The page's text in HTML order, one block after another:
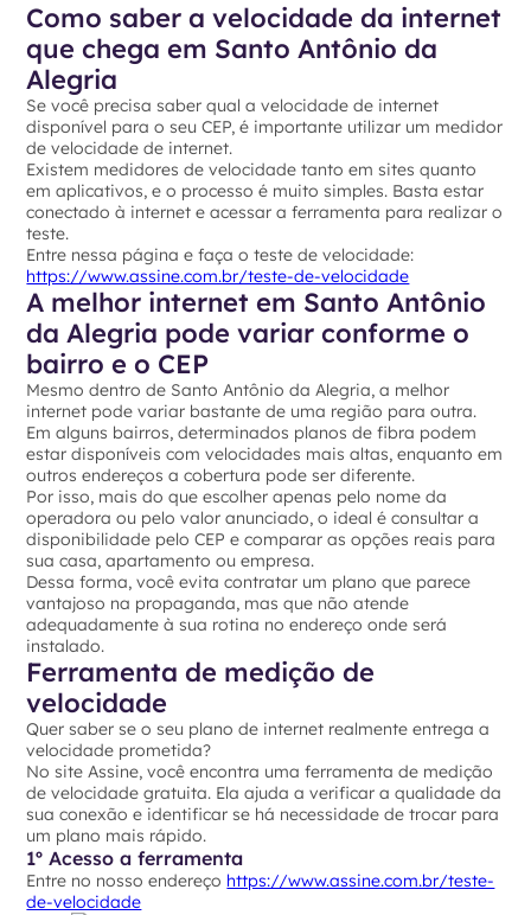
Como saber a velocidade da internet
que chega em Santo Antônio da
Alegria
Se você precisa saber qual a velocidade de internet
disponível para o seu CEP, é importante utilizar um medidor
de velocidade de internet.
Existem medidores de velocidade tanto em sites quanto
em aplicativos, e o processo é muito simples. Basta estar
conectado à internet e acessar a ferramenta para realizar o
teste.
Entre nessa página e faça o teste de velocidade:
https://www.assine.com.br/teste-de-velocidade
A melhor internet em Santo Antônio
da Alegria pode variar conforme o
bairro e o CEP
Mesmo dentro de Santo Antônio da Alegria, a melhor
internet pode variar bastante de uma região para outra.
Em alguns bairros, determinados planos de fibra podem
estar disponíveis com velocidades mais altas, enquanto em
outros endereços a cobertura pode ser diferente.
Por isso, mais do que escolher apenas pelo nome da
operadora ou pelo valor anunciado, o ideal é consultar a
disponibilidade pelo CEP e comparar as opções reais para
sua casa, apartamento ou empresa.
Dessa forma, você evita contratar um plano que parece
vantajoso na propaganda, mas que não atende
adequadamente à sua rotina no endereço onde será
instalado.
Ferramenta de medição de
velocidade
Quer saber se o seu plano de internet realmente entrega a
velocidade prometida?
No site Assine, você encontra uma ferramenta de medição
de velocidade gratuita. Ela ajuda a verificar a qualidade da
sua conexão e identificar se há necessidade de trocar para
um plano mais rápido.
1º Acesso a ferramenta
Entre no nosso endereço https://www.assine.com.br/teste-
de-velocidade